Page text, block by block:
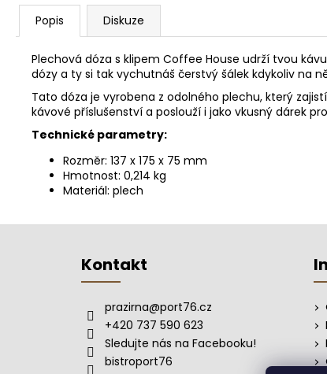
Popis Diskuze
Plechová dóza s klipem Coffee House udrží tvou
dózy a ty si tak vychutnáš čerstvý šálek kdykoliv na
Tato dóza je vyrobena z odolného plechu, který
kávové příslušenství a poslouží i jako vkusný dárek
Technické parametry:
Rozměr: 137 x 175 x 75 mm
Hmotnost: 0,214 kg
Materiál: plech
Kontakt
prazirna@port76.cz
+420 737 590 623
Sledujte nás na Facebooku!
bistroport76